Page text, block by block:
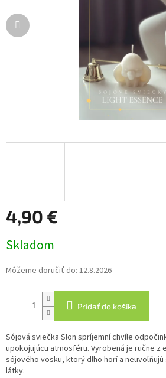
4,90 €
cena:
Skladom
Môžeme doručiť do: 12.8.2026
Pridať do košíka
Sójová sviečka Slon spríjemní chvíle
upokojujúcu atmosféru. Vyrobená je ručne z
sójového vosku, ktorý dlho horí a
látky.